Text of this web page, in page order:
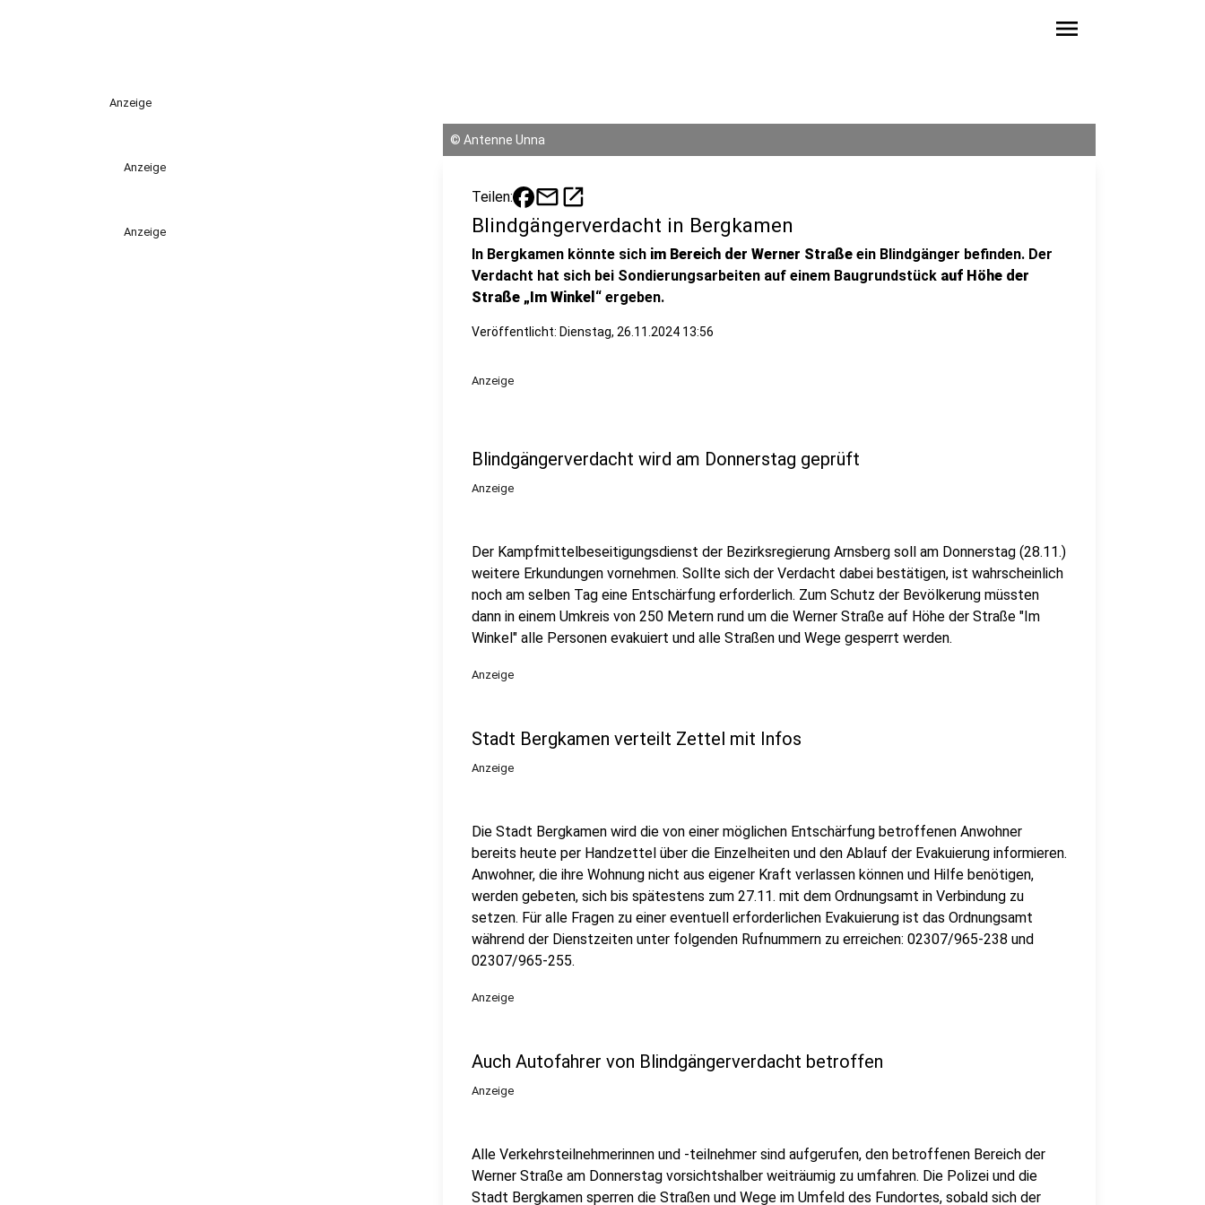
menu
Anzeige
Anzeige
Anzeige
© Antenne Unna
Teilen: mailopen_in_new
Blindgängerverdacht in Bergkamen
In Bergkamen könnte sich im Bereich der Werner Straße ein Blindgänger befinden. Der
Verdacht hat sich bei Sondierungsarbeiten auf einem Baugrundstück auf Höhe der
Straße „Im Winkel“ ergeben.
Veröffentlicht: Dienstag, 26.11.2024 13:56
Anzeige
Blindgängerverdacht wird am Donnerstag geprüft
Anzeige
Der Kampfmittelbeseitigungsdienst der Bezirksregierung Arnsberg soll am Donnerstag (28.11.)
weitere Erkundungen vornehmen. Sollte sich der Verdacht dabei bestätigen, ist wahrscheinlich
noch am selben Tag eine Entschärfung erforderlich. Zum Schutz der Bevölkerung müssten
dann in einem Umkreis von 250 Metern rund um die Werner Straße auf Höhe der Straße "Im
Winkel" alle Personen evakuiert und alle Straßen und Wege gesperrt werden.
Anzeige
Stadt Bergkamen verteilt Zettel mit Infos
Anzeige
Die Stadt Bergkamen wird die von einer möglichen Entschärfung betroffenen Anwohner
bereits heute per Handzettel über die Einzelheiten und den Ablauf der Evakuierung informieren.
Anwohner, die ihre Wohnung nicht aus eigener Kraft verlassen können und Hilfe benötigen,
werden gebeten, sich bis spätestens zum 27.11. mit dem Ordnungsamt in Verbindung zu
setzen. Für alle Fragen zu einer eventuell erforderlichen Evakuierung ist das Ordnungsamt
während der Dienstzeiten unter folgenden Rufnummern zu erreichen: 02307/965-238 und
02307/965-255.
Anzeige
Auch Autofahrer von Blindgängerverdacht betroffen
Anzeige
Alle Verkehrsteilnehmerinnen und -teilnehmer sind aufgerufen, den betroffenen Bereich der
Werner Straße am Donnerstag vorsichtshalber weiträumig zu umfahren. Die Polizei und die
Stadt Bergkamen sperren die Straßen und Wege im Umfeld des Fundortes, sobald sich der